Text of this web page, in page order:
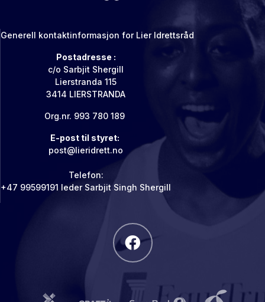
Generell kontaktinformasjon for Lier Idrettsråd
Postadresse :
c/o Sarbjit Shergill
Lierstranda 115
3414 LIERSTRANDA
Org.nr. 993 780 189
E-post til styret:
post@lieridrett.no
Telefon:
+47 99599191 leder Sarbjit Singh Shergill